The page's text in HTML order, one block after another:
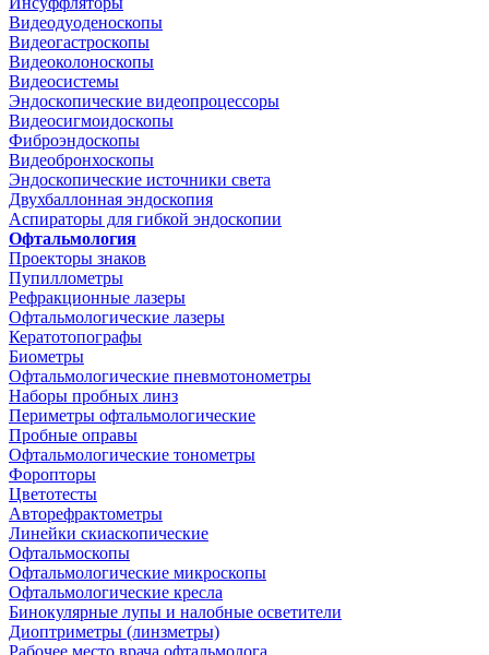
Видеодуоденоскопы
Видеогастроскопы
Видеоколоноскопы
Видеосистемы
Эндоскопические видеопроцессоры
Видеосигмоидоскопы
Фиброэндоскопы
Видеобронхоскопы
Эндоскопические источники света
Двухбаллонная эндоскопия
Аспираторы для гибкой эндоскопии
Офтальмология
Проекторы знаков
Пупиллометры
Рефракционные лазеры
Офтальмологические лазеры
Кератотопографы
Биометры
Офтальмологические пневмотонометры
Наборы пробных линз
Периметры офтальмологические
Пробные оправы
Офтальмологические тонометры
Форопторы
Цветотесты
Авторефрактометры
Линейки скиаскопические
Офтальмоскопы
Офтальмологические микроскопы
Офтальмологические кресла
Бинокулярные лупы и налобные осветители
Диоптриметры (линзметры)
Рабочее место врача офтальмолога